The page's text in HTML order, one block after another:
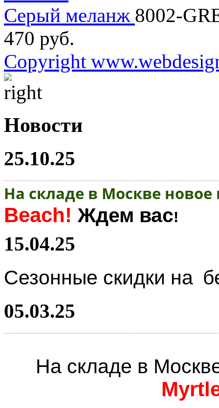
Серый меланж 8002-
470 руб.
Copyright
Новости
25.10.25
На складе в Москве
Beach! Ждем вас!
15.04.25
Сезонные скидки на
05.03.25
На складе в